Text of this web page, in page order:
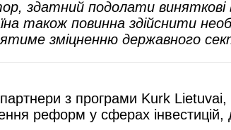
здатний подолати виняткові
також повинна здійснити
зміцненню державного
партнери з програми Kurk
реформ у сферах інвестицій,